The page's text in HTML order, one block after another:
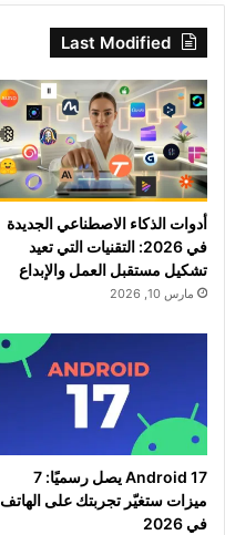
Last Modified
أدوات الذكاء الاصطناعي الجديدة
في 2026: التقنيات التي تعيد
تشكيل مستقبل العمل والإبداع
مارس 10, 2026
Android 17 يصل رسميًا: 7
ميزات ستغيّر تجربتك على الهاتف
في 2026